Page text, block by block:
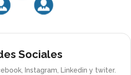
Sociales
Instagram, Linkedin y twiter.